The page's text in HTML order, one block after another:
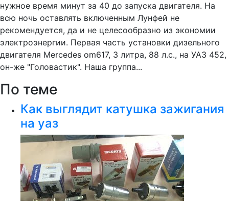
нужное время минут за 40 до запуска двигателя. На
всю ночь оставлять включенным Лунфей не
рекомендуется, да и не целесообразно из экономии
электроэнергии. Первая часть установки дизельного
двигателя Mercedes om617, 3 литра, 88 л.с., на УАЗ 452,
он-же "Головастик". Наша группа...
По теме
Как выглядит катушка зажигания
на уаз